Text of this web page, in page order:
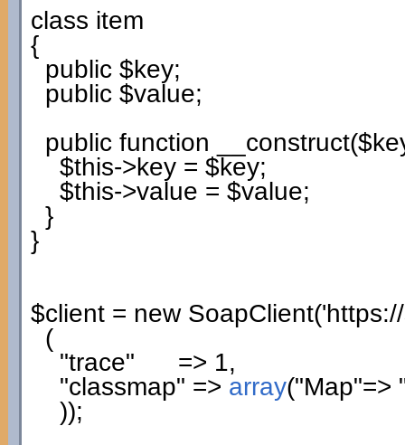
class item
{
public $key;
public $value;
public function __construct(
$this->key= $key;
$this->value = $value;
}
}
$client= newSoapClient(
(
"trace" => 1,
"classmap" => array("Map"=>
));